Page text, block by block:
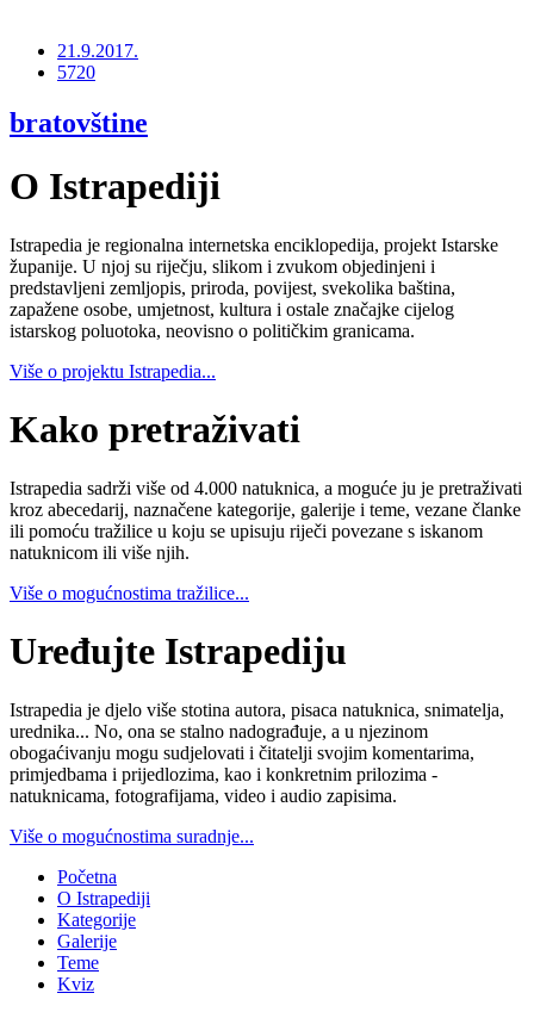
21.9.2017.
5720
bratovštine
O Istrapediji
Istrapedia je regionalna internetska enciklopedija, projekt Istarske
županije. U njoj su riječju, slikom i zvukom objedinjeni i
predstavljeni zemljopis, priroda, povijest, svekolika baština,
zapažene osobe, umjetnost, kultura i ostale značajke cijelog
istarskog poluotoka, neovisno o političkim granicama.
Više o projektu Istrapedia...
Kako pretraživati
Istrapedia sadrži više od 4.000 natuknica, a moguće ju je pretraživati
kroz abecedarij, naznačene kategorije, galerije i teme, vezane članke
ili pomoću tražilice u koju se upisuju riječi povezane s iskanom
natuknicom ili više njih.
Više o mogućnostima tražilice...
Uređujte Istrapediju
Istrapedia je djelo više stotina autora, pisaca natuknica, snimatelja,
urednika... No, ona se stalno nadograđuje, a u njezinom
obogaćivanju mogu sudjelovati i čitatelji svojim komentarima,
primjedbama i prijedlozima, kao i konkretnim prilozima -
natuknicama, fotografijama, video i audio zapisima.
Više o mogućnostima suradnje...
Početna
O Istrapediji
Kategorije
Galerije
Teme
Kviz